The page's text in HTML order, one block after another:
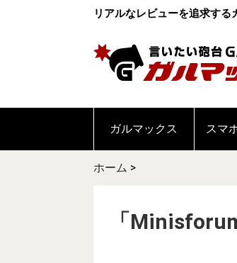
リアルなレビューを追求す
ガルマックス スマ
ホーム >
「